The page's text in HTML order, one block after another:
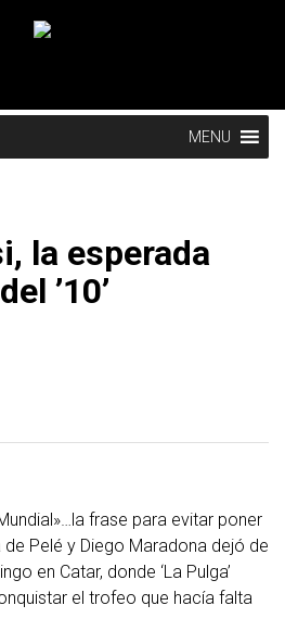
MENU
la esperada
’10’
frase para evitar poner
de Pelé y Diego Maradona dejó de
en Catar, donde ‘La Pulga’
el trofeo que hacía falta